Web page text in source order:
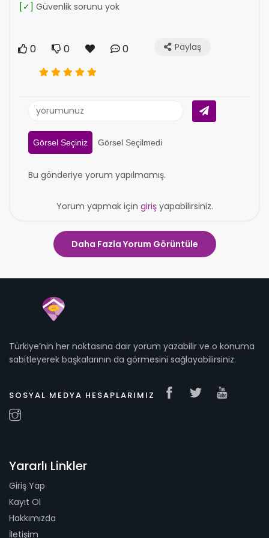
[✓] Güvenlik sorunu yok
0 0 0 Paylaş
Görsel Seçiniz Görsel Seçilmedi
Bu gönderiye yorum yapılmamış.
Yorum yapmak için girişyapabilirsiniz.
Daha Fazla Yorum Görüntüle
Türkiye’nin her noktasına dair yorum yazabilir ve o konuma
sabitleyerek başkalarının da görmesini sağlayabilirsiniz.
SOSYAL MEDYA HESAPLARIMIZ
Yararlı Linkler
Giriş Yap
Kayıt Ol
Hakkımızda
İletişim